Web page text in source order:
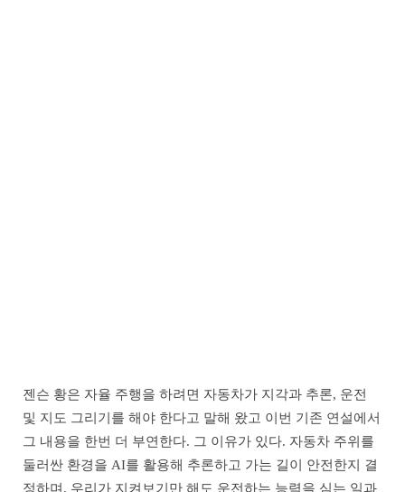
젠슨 황은 자율 주행을 하려면 자동차가 지각과 추론, 운전
및 지도 그리기를 해야 한다고 말해 왔고 이번 기존 연설에서
그 내용을 한번 더 부연한다. 그 이유가 있다. 자동차 주위를
둘러싼 환경을 AI를 활용해 추론하고 가는 길이 안전한지 결
정하며, 우리가 지켜보기만 해도 운전하는 능력을 심는 일과